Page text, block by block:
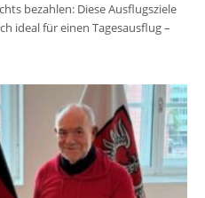
bezahlen: Diese Ausflugsziele
ideal für einen Tagesausflug –